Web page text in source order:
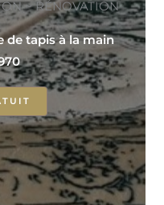
~ RÉNOVATION
de tapis à la main